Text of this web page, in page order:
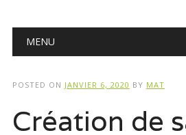
Main menu
MENU
POSTED ON JANVIER 6, 2020 BY MAT
Création de